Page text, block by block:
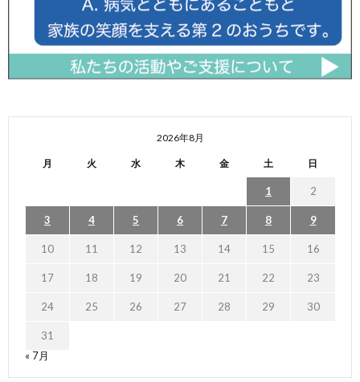
2026年8月
月 火 水 木 金 土 日
1 2
3 4 5 6 7 8 9
10 11 12 13 14 15 16
17 18 19 20 21 22 23
24 25 26 27 28 29 30
31
« 7月